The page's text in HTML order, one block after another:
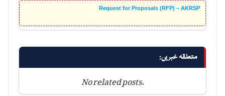
Request for Proposals (RFP) – AKRSP
متعلقہ خبریں:
No related posts.